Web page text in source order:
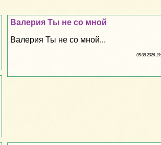
Валерия Ты не со мной
Валерия Ты не со мной...
05 08 2026